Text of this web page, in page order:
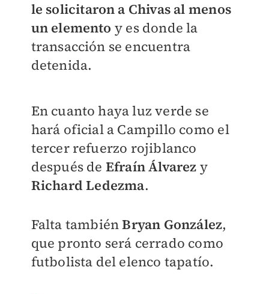
le solicitaron a Chivas al menos
un elemento y es donde la
transacción se encuentra
detenida.
En cuanto haya luz verde se
hará oficial a Campillo como el
tercer refuerzo rojiblanco
después de Efraín Álvarez y
Richard Ledezma.
Falta tambiénBryan González,
que pronto será cerrado como
futbolista del elenco tapatío.